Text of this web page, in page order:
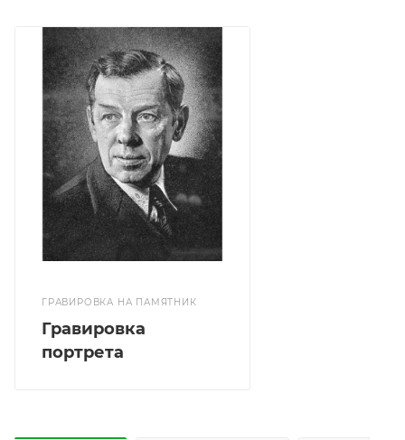
ГРАВИРОВКА НА ПАМЯТНИК
Гравировка
портрета